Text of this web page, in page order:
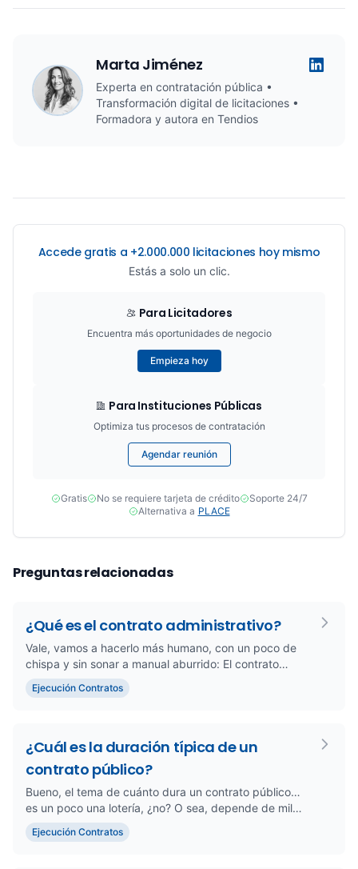
Marta Jiménez
Experta en contratación pública •
Transformación digital de licitaciones •
Formadora y autora en Tendios
Accede gratis a +2.000.000 licitaciones hoy mismo
Estás a solo un clic.
Para Licitadores
Encuentra más oportunidades de negocio
Empieza hoy
Para Instituciones Públicas
Optimiza tus procesos de contratación
Agendar reunión
Gratis No se requiere tarjeta de crédito
Soporte 24/7
Alternativa a PLACE
Preguntas relacionadas
¿Qué es el contrato administrativo?
Vale, vamos a hacerlo más humano, con un poco de
chispa y sin sonar a manual aburrido: El contrato
administrativo, mira,...
Ejecución Contratos
¿Cuál es la duración típica de un
contrato público?
Bueno, el tema de cuánto dura un contrato público…
es un poco una lotería, ¿no? O sea, depende de mil
cosas: el tipo de ...
Ejecución Contratos